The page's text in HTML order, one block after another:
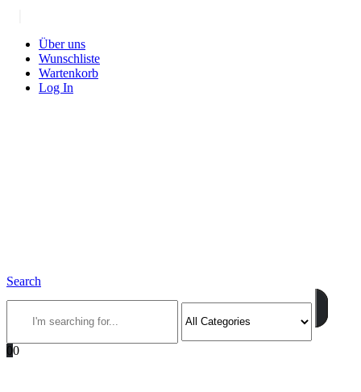
Über uns
Wunschliste
Wartenkorb
Log In
Search
00